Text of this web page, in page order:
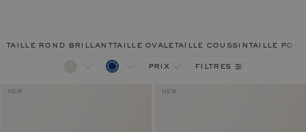
taille rond brillanttaille ovaletaille coussin taille
prix filtres
NEW NEW